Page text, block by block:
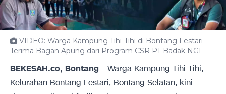
VIDEO: Warga Kampung Tihi-Tihi di Bontang Lestari
Terima Bagan Apung dari Program CSR PT Badak NGL
BEKESAH.co, Bontang – Warga Kampung Tihi-Tihi,
Kelurahan Bontang Lestari, Bontang Selatan, kini